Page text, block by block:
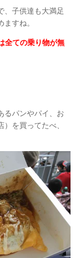
、子供達も大満足
すね。
全ての乗り物が無
るパンやパイ、お
を買ってたべ、